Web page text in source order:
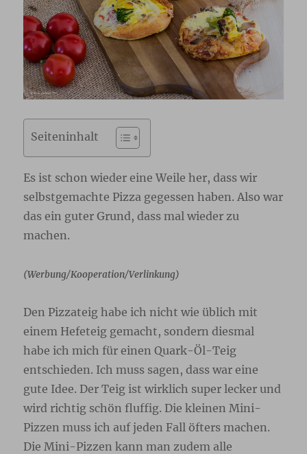
Seiteninhalt
Es ist schon wieder eine Weile her, dass wir
selbstgemachte Pizza gegessen haben. Also war
das ein guter Grund, dass mal wieder zu
machen.
(Werbung/Kooperation/Verlinkung)
Den Pizzateig habe ich nicht wie üblich mit
einem Hefeteig gemacht, sondern diesmal
habe ich mich für einen Quark-Öl-Teig
entschieden. Ich muss sagen, dass war eine
gute Idee. Der Teig ist wirklich super lecker und
wird richtig schön fluffig. Die kleinen Mini-
Pizzen muss ich auf jeden Fall öfters machen.
Die Mini-Pizzen kann man zudem alle